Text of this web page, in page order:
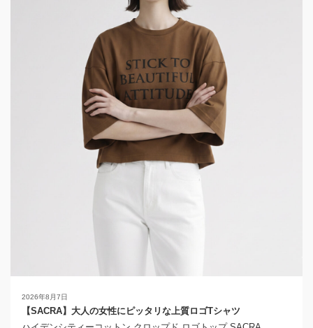
2026年8月7日
【SACRA】大人の女性にピッタリな上質ロゴTシャツ